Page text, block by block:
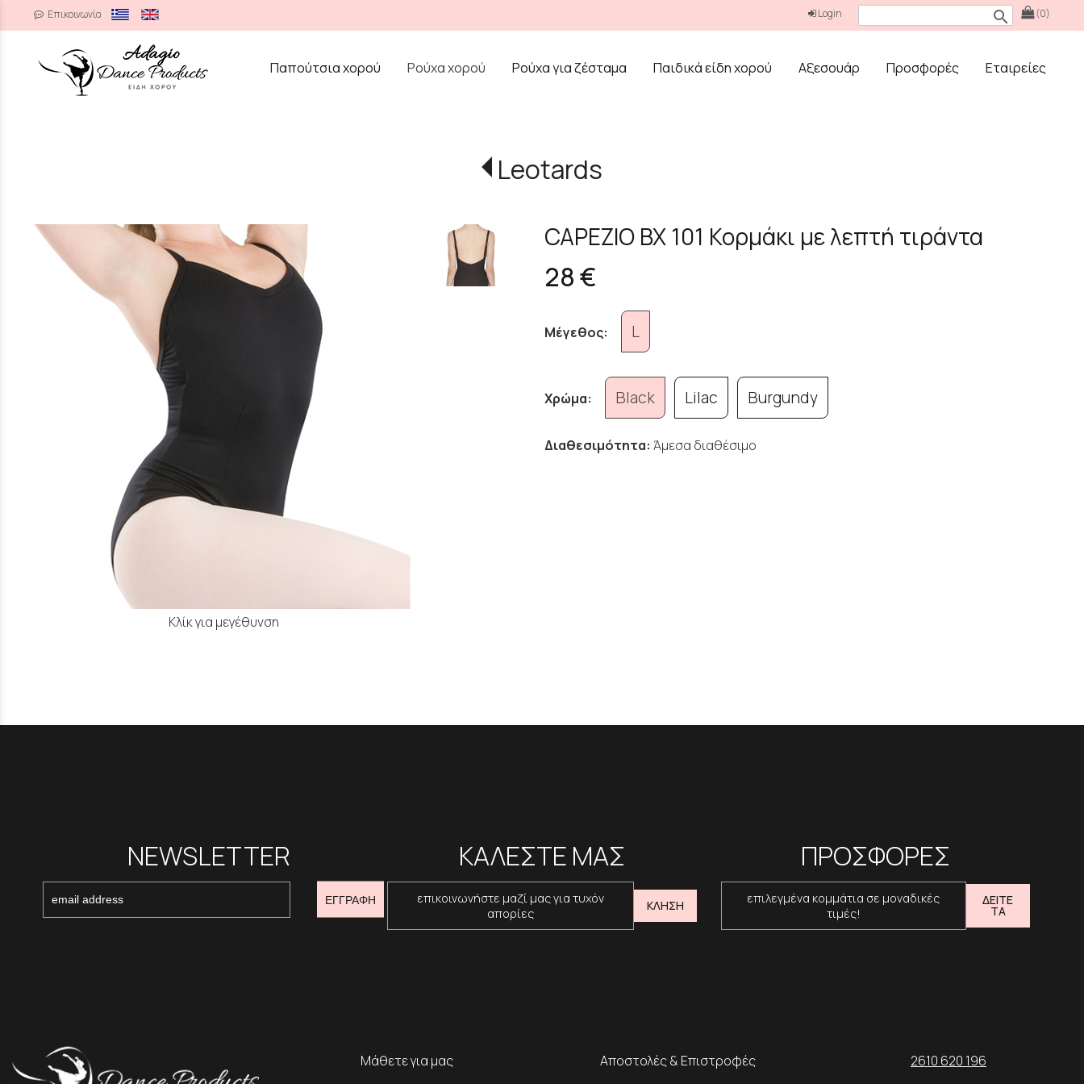
Επικοινωνία (0)
search
Login
Παπούτσια χορού
Ρούχα χορού Ρούχα για ζέσταμα Παιδικά είδη χορού Αξεσουάρ Προσφορές Εταιρείες
Leotards
Κλίκ για μεγέθυνση
CAPEZIO BX 101 Κορμάκι με λεπτή τιράντα
28 €
Μέγεθος: L
Χρώμα: Black Lilac Burgundy
Διαθεσιμότητα: Άμεσα διαθέσιμο
NEWSLETTER
ΕΓΓΡΑΦΗ
ΚΑΛΕΣΤΕ ΜΑΣ
επικοινωνήστε μαζί μας για τυχόν
απορίες
ΚΛΗΣΗ
ΠΡΟΣΦΟΡΕΣ
επιλεγμένα κομμάτια σε μοναδικές
τιμές!
ΔΕΙΤΕ
ΤΑ
Μάθετε για μας Αποστολές & Επιστροφές 2610 620 196